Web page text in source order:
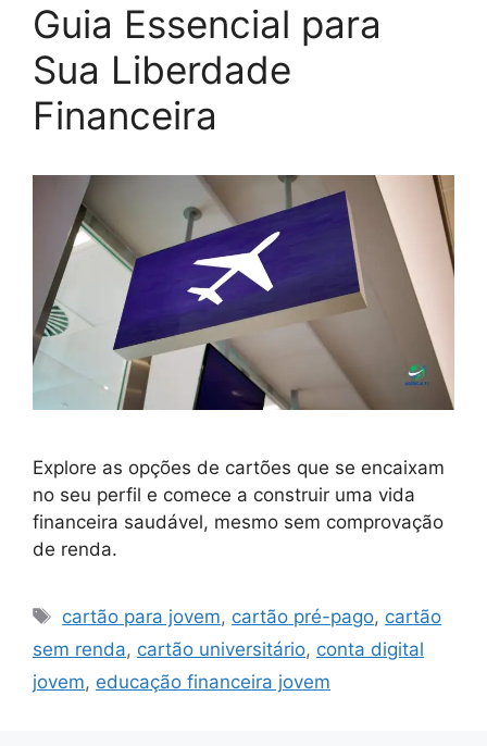
Guia Essencial para
Sua Liberdade
Financeira
Explore as opções de cartões que se encaixam
no seu perfil e comece a construir uma vida
financeira saudável, mesmo sem comprovação
de renda.
Tags
cartão para jovem, cartão pré-pago, cartão
sem renda, cartão universitário, conta digital
jovem, educação financeira jovem